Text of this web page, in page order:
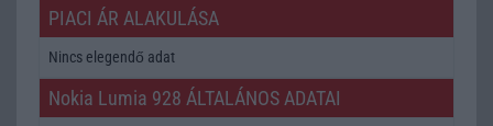
PIACI ÁR ALAKULÁSA
Nincs elegendő adat
Nokia Lumia 928 ÁLTALÁNOS ADATAI